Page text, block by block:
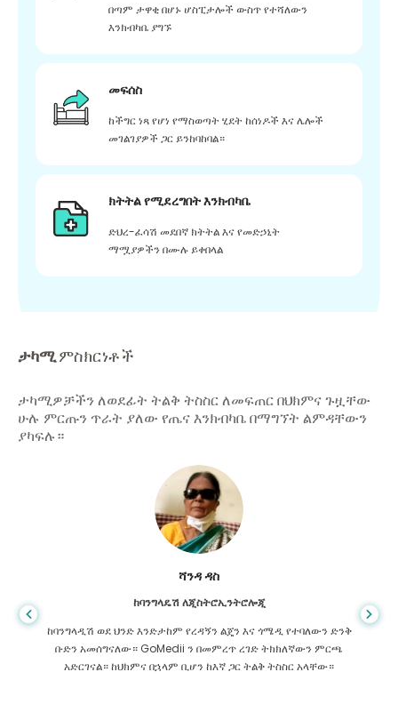
በጣም ታዋቂ በሆኑ ሆስፒታሎች ውስጥ የተሻለውን
እንክብካቤ ያግኙ
መፍሰስ
ከችግር ነጻ የሆነ የማስወጣት ሂደት ከሰነዶች እና ሌሎች
መገልገያዎች ጋር ይንከባከባል።
ክትትል የሚደረግበት እንክብካቤ
ድህረ-ፈሳሽ መደበኛ ክትትል እና የመድኃኒት
ማሟያዎችን በሙሉ ይቀበላል
ታካሚምስክርነቶች
ታካሚዎቻችን ለወደፊት ትልቅ ትስስር ለመፍጠር በህክምና ጉዟቸው
ሁሉ ምርጡን ጥራት ያለው የጤና እንክብካቤ በማግኘት ልምዳቸውን
ያካፍሉ።
ሻንዳ ዳስ
ከባንግላዴሽ ለጂስትሮኢንትሮሎጂ
ከባንግላዲሽ ወደ ህንድ እንድታከም የረዳኝን ልጄን እና ጎሜዲ የተባለውን ድንቅ
ቡድን አመሰግናለው። GoMedii ን በመምረጥ ረገድ ትክክለኛውን ምርጫ
አድርገናል። ከህክምና በኋላም ቢሆን ከእኛ ጋር ትልቅ ትስስር አላቸው።